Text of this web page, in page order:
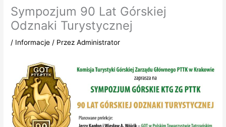
Sympozjum 90 Lat Górskiej
Odznaki Turystycznej
/ Informacje / PrzezAdministrator